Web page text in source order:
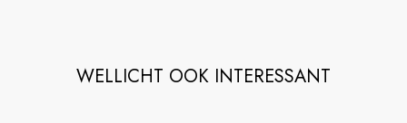
WELLICHT OOK INTERESSANT